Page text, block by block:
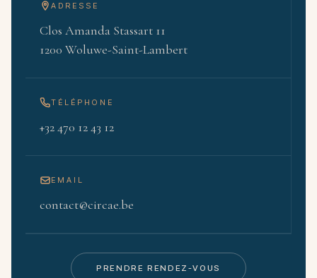
ADRESSE
Clos Amanda Stassart 11
1200 Woluwe-Saint-Lambert
TÉLÉPHONE
+32 470 12 43 12
EMAIL
contact@circae.be
PRENDRE RENDEZ-VOUS